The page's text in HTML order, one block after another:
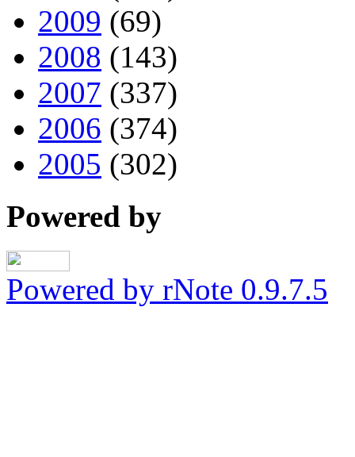
2009 (69)
2008 (143)
2007 (337)
2006 (374)
2005 (302)
Powered by
Powered by rNote 0.9.7.5